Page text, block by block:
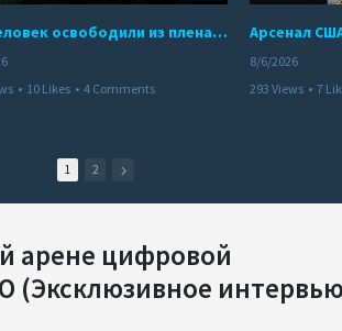
300 человек освободили из плена террористов. Невероятная история спасения
• 10 Likes • 4 Comments
8/6/2026
293 Views • 7
1 2
арене цифровой
(Эксклюзивное